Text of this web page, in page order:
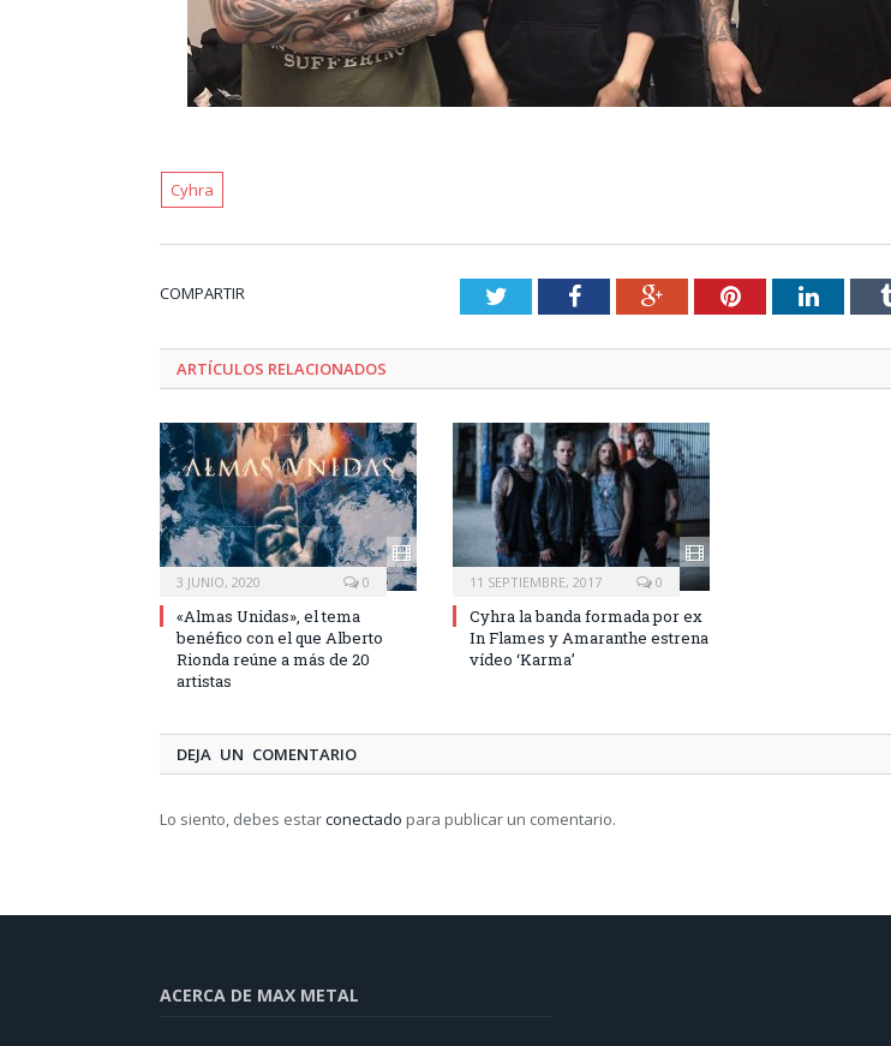
Cyhra
COMPARTIR TwitterFacebookGoogle+Pinterest
ARTÍCULOS RELACIONADOS
3 JUNIO, 2020 0
«Almas Unidas», el tema
benéfico con el que Alberto
Rionda reúne a más de 20
artistas
11 SEPTIEMBRE, 2017 0
Cyhra la banda formada por ex
In Flames y Amaranthe estrena
vídeo ‘Karma’
DEJA UN COMENTARIO
Lo siento, debes estarconectado para publicar un comentario.
ACERCA DE MAX METAL